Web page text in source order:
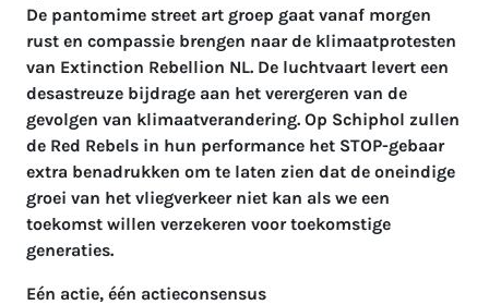
De pantomime street art groep gaat vanaf morgen
rust en compassie brengen naar de klimaatprotesten
van Extinction Rebellion NL. De luchtvaart levert een
desastreuze bijdrage aan het verergeren van de
gevolgen van klimaatverandering. Op Schiphol zullen
de Red Rebels in hun performance het STOP-gebaar
extra benadrukken om te laten zien dat de oneindige
groei van het vliegverkeer niet kan als we een
toekomst willen verzekeren voor toekomstige
generaties.
Eén actie, één actieconsensus